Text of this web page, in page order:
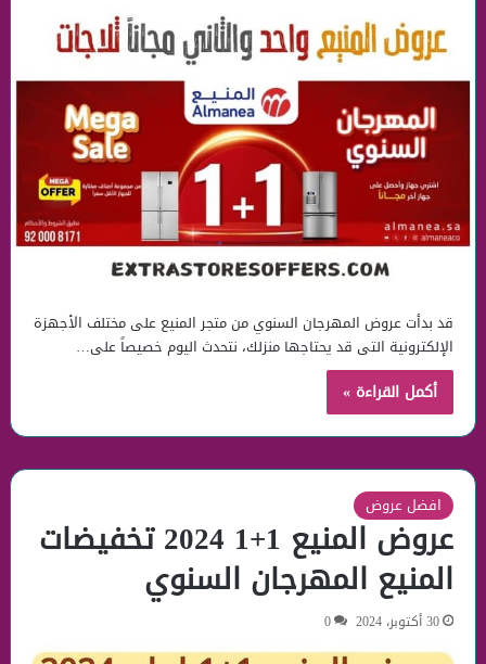
قد بدأت عروض المهرجان السنوي من متجر المنيع على مختلف الأجهزة
الإلكترونية التى قد يحتاجها منزلك، نتحدث اليوم خصيصاً على…
أكمل القراءة »
افضل عروض
عروض المنيع 1+1 2024 تخفيضات
المنيع المهرجان السنوي
30 أكتوبر، 2024 0